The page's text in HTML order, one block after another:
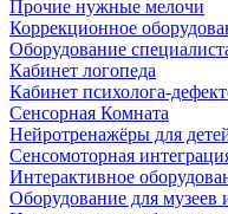
Прочие нужные мелочи
Коррекционное
Оборудование
Кабинет логопеда
Кабинет психолога-
Сенсорная Комната
Нейротренажёры для
Сенсомоторная
Интерактивное
Оборудование для музеев